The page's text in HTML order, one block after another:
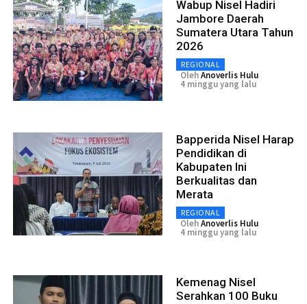
Wabup Nisel Hadiri
Jambore Daerah
Sumatera Utara Tahun
2026
REGIONAL
OlehAnoverlis Hulu
4 minggu yang lalu
Bapperida Nisel Harap
Pendidikan di
Kabupaten Ini
Berkualitas dan
Merata
REGIONAL
OlehAnoverlis Hulu
4 minggu yang lalu
Kemenag Nisel
Serahkan 100 Buku